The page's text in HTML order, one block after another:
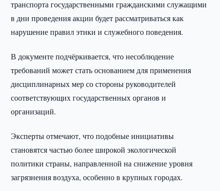
транспорта государственными гражданскими служащими
в дни проведения акции будет рассматриваться как
нарушение правил этики и служебного поведения.
В документе подчёркивается, что несоблюдение
требований может стать основанием для применения
дисциплинарных мер со стороны руководителей
соответствующих государственных органов и
организаций.
Эксперты отмечают, что подобные инициативы
становятся частью более широкой экологической
политики страны, направленной на снижение уровня
загрязнения воздуха, особенно в крупных городах.